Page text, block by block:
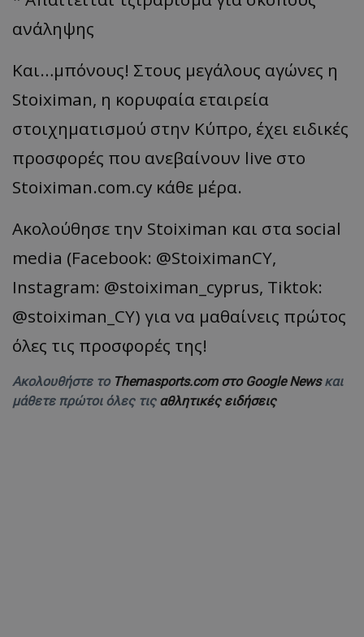
ανάληψης
Και…μπόνους! Στους μεγάλους αγώνες η
Stoiximan, η κορυφαία εταιρεία
στοιχηματισμού στην Κύπρο, έχει ειδικές
προσφορές που ανεβαίνουν live στο
Stoiximan.com.cy κάθε μέρα.
Ακολούθησε την Stoiximan και στα social
media (Facebook: @StoiximanCY,
Instagram: @stoiximan_cyprus, Tiktok:
@stoiximan_CY) για να μαθαίνεις πρώτος
όλες τις προσφορές της!
Ακολουθήστε το Themasports.com στο Google Newsκαι
μάθετε πρώτοι όλες τις αθλητικές ειδήσεις